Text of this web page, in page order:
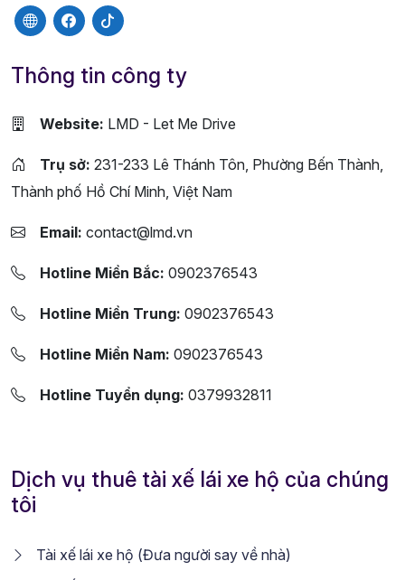
Thông tin công ty
Website: LMD - Let Me Drive
Trụ sở: 231-233 Lê Thánh Tôn, Phường Bến Thành,
Thành phố Hồ Chí Minh, Việt Nam
Email: contact@lmd.vn
Hotline Miền Bắc: 0902376543
Hotline Miền Trung: 0902376543
Hotline Miền Nam: 0902376543
Hotline Tuyển dụng: 0379932811
Dịch vụ thuê tài xế lái xe hộ của chúng
tôi
Tài xế lái xe hộ (Đưa người say về nhà)